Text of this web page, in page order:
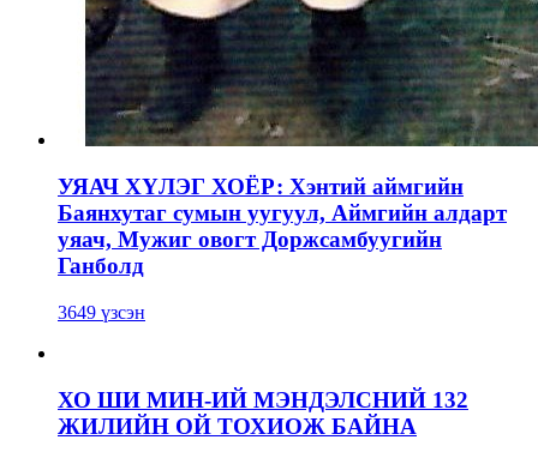
УЯАЧ ХҮЛЭГ ХОЁР: Хэнтий аймгийн
Баянхутаг сумын уугуул, Аймгийн алдарт
уяач, Мужиг овогт Доржсамбуугийн
Ганболд
3649 үзсэн
ХО ШИ МИН-ИЙ МЭНДЭЛСНИЙ 132
ЖИЛИЙН ОЙ ТОХИОЖ БАЙНА